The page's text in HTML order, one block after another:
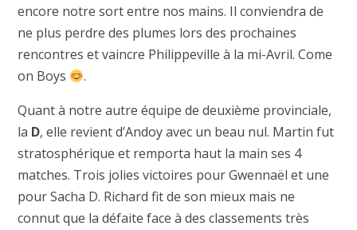
encore notre sort entre nos mains. Il conviendra de
ne plus perdre des plumes lors des prochaines
rencontres et vaincre Philippeville à la mi-Avril. Come
on Boys
.
Quant à notre autre équipe de deuxième provinciale,
la D, elle revient d’Andoy avec un beau nul. Martin fut
stratosphérique et remporta haut la main ses 4
matches. Trois jolies victoires pour Gwennaël et une
pour Sacha D. Richard fit de son mieux mais ne
connut que la défaite face à des classements très